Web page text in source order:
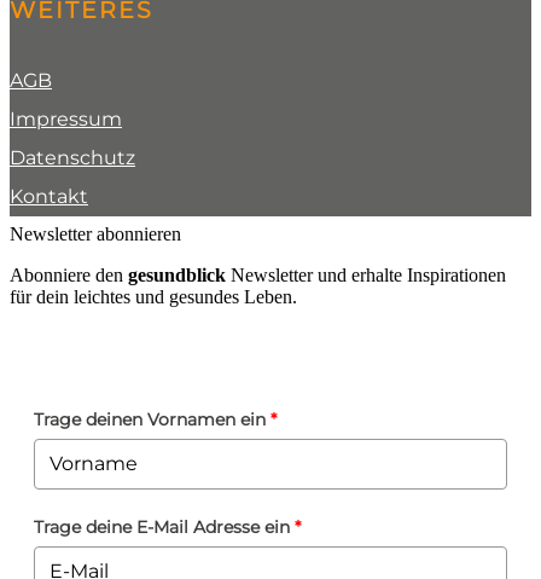
WEITERES
AGB
Impressum
Datenschutz
Kontakt
Newsletter abonnieren
Abonniere den gesundblick Newsletter und erhalte Inspirationen
für dein leichtes und gesundes Leben.
Trage deinen Vornamen ein *
Trage deine E-Mail Adresse ein *